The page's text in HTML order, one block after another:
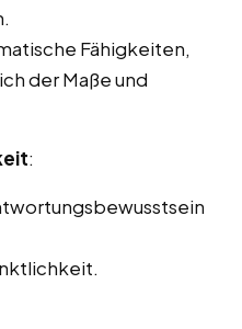
Fähigkeiten,
der Maße und
: